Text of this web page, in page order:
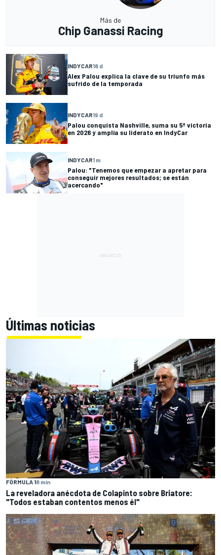
Más de
Chip Ganassi Racing
INDYCAR18 d
Alex Palou explica la clave de su triunfo más
sufrido de la temporada
INDYCAR19 d
Palou conquista Nashville, suma su 5ª victoria
en 2026 y amplía su liderato en IndyCar
INDYCAR1 m
Palou: "Tenemos que empezar a apretar para
conseguir mejores resultados; se están
acercando"
Últimas noticias
FÓRMULA 18 min
La reveladora anécdota de Colapinto sobre Briatore:
"Todos estaban contentos menos él"